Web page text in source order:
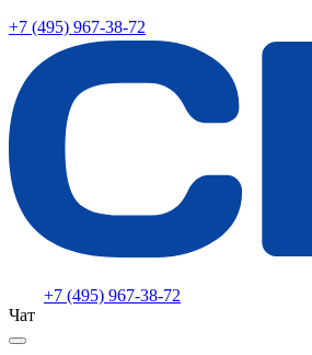
+7 (495) 967-38-72
+7 (495) 967-38-72
Чат